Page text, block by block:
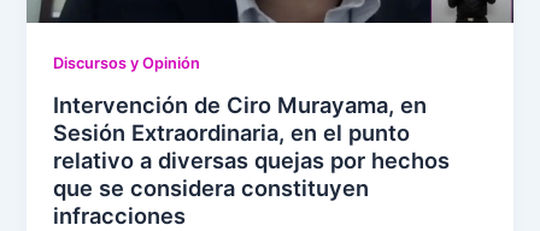
Discursos y Opinión
Intervención de Ciro Murayama, en
Sesión Extraordinaria, en el punto
relativo a diversas quejas por hechos
que se considera constituyen
infracciones